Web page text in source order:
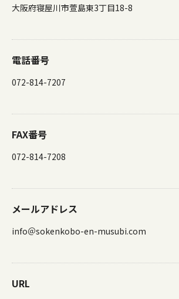
大阪府寝屋川市萱島東3丁目18-8
電話番号
072-814-7207
FAX番号
072-814-7208
メールアドレス
info＠sokenkobo-en-musubi.com
URL